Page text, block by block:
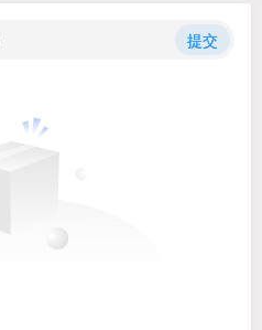
提交